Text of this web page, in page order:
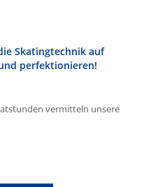
Skatingtechnik auf
perfektionieren!
vermitteln unsere